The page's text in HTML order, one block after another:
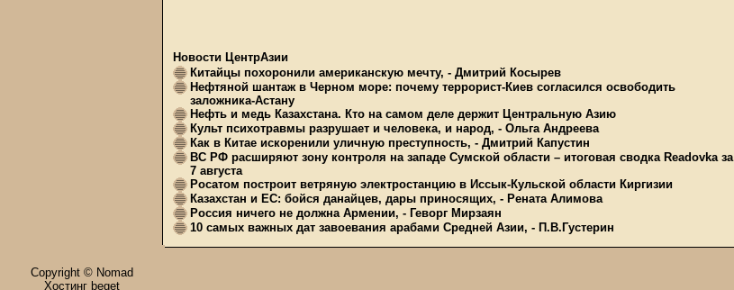
Новости ЦентрАзии
Китайцы похоронили американскую мечту, - Дмитрий Косырев
Нефтяной шантаж в Черном море: почему террорист-Киев согласился освободить
заложника-Астану
Нефть и медь Казахстана. Кто на самом деле держит Центральную Азию
Культ психотравмы разрушает и человека, и народ, - Ольга Андреева
Как в Китае искоренили уличную преступность, - Дмитрий Капустин
ВС РФ расширяют зону контроля на западе Сумской области – итоговая сводка Readovka за
7 августа
Росатом построит ветряную электростанцию в Иссык-Кульской области Киргизии
Казахстан и ЕС: бойся данайцев, дары приносящих, - Рената Алимова
Россия ничего не должна Армении, - Геворг Мирзаян
10 самых важных дат завоевания арабами Средней Азии, - П.В.Густерин
Copyright © Nomad
Хостинг beget